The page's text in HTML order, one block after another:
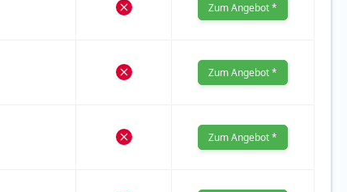
Zum Angebot *
Zum Angebot *
Zum Angebot *